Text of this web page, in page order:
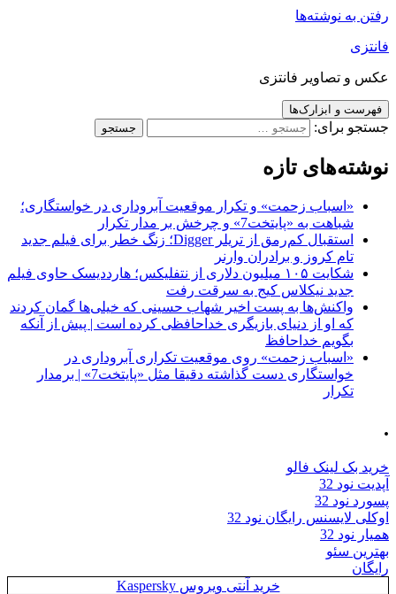
رفتن به نوشته‌ها
فانتزی
عکس و تصاویر فانتزی
فهرست و ابزارک‌ها
جستجو برای:
نوشته‌های تازه
«اسباب زحمت» و تکرار موقعیت آبروداری در خواستگاری؛
شباهت به «پایتخت7» و چرخش بر مدار تکرار
استقبال کم‌رمق از تریلر Digger؛ زنگ خطر برای فیلم جدید
تام کروز و برادران وارنر
شکایت ۱۰۵ میلیون دلاری از نتفلیکس؛ هارددیسک حاوی فیلم
جدید نیکلاس کیج به سرقت رفت
واکنش‌ها به پست اخیر شهاب حسینی که خیلی‌ها گمان کردند
که او از دنیای بازیگری خداحافظی کرده است | پیش از آنکه
بگویم خداحافظ
«اسباب زحمت» روی موقعیت تکراری آبروداری در
خواستگاری دست گذاشته دقیقا مثل «پایتخت7» | برمدار
تکرار
.
خرید بک لینک فالو
آپدیت نود 32
پسورد نود 32
اوکلی لایسنس رایگان نود 32
همیار نود 32
بهترین سئو
رایگان
خرید آنتی ویروس Kaspersky